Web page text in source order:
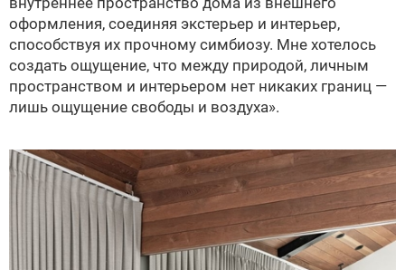
оформления, соединяя экстерьер и интерьер,
способствуя их прочному симбиозу. Мне хотелось
создать ощущение, что между природой, личным
пространством и интерьером нет никаких границ —
лишь ощущение свободы и воздуха».